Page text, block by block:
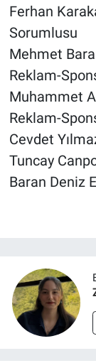
Ferhan
Sorumlusu
Mehmet
Reklam-
Muhammet
Reklam-
Cevdet
Tuncay
Baran Deniz